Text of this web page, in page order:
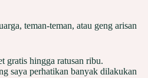
teman-teman, atau geng arisan
gratis hingga ratusan ribu.
saya perhatikan banyak dilakukan